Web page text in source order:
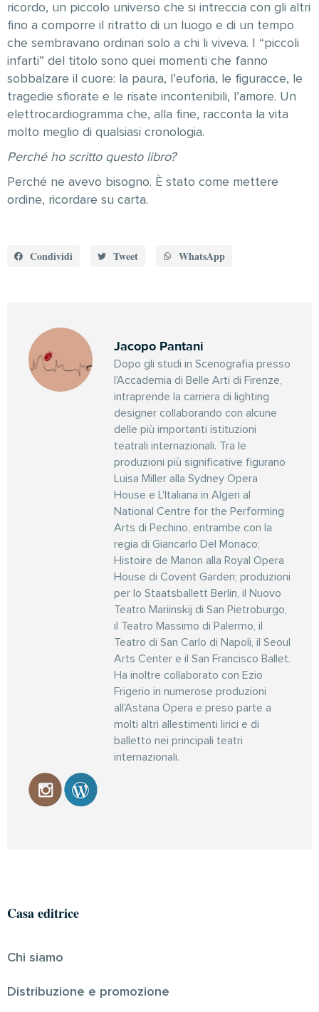
ricordo, un piccolo universo che si intreccia con gli altri
fino a comporre il ritratto di un luogo e di un tempo
che sembravano ordinari solo a chi li viveva. I “piccoli
infarti” del titolo sono quei momenti che fanno
sobbalzare il cuore: la paura, l’euforia, le figuracce, le
tragedie sfiorate e le risate incontenibili, l’amore. Un
elettrocardiogramma che, alla fine, racconta la vita
molto meglio di qualsiasi cronologia.
Perché ho scritto questo libro?
Perché ne avevo bisogno. È stato come mettere
ordine, ricordare su carta.
Condividi Tweet WhatsApp
Jacopo Pantani
Dopo gli studi in Scenografia presso
l'Accademia di Belle Arti di Firenze,
intraprende la carriera di lighting
designer collaborando con alcune
delle più importanti istituzioni
teatrali internazionali. Tra le
produzioni più significative figurano
Luisa Miller alla Sydney Opera
House e L'Italiana in Algeri al
National Centre for the Performing
Arts di Pechino, entrambe con la
regia di Giancarlo Del Monaco;
Histoire de Manon alla Royal Opera
House di Covent Garden; produzioni
per lo Staatsballett Berlin, il Nuovo
Teatro Mariinskij di San Pietroburgo,
il Teatro Massimo di Palermo, il
Teatro di San Carlo di Napoli, il Seoul
Arts Center e il San Francisco Ballet.
Ha inoltre collaborato con Ezio
Frigerio in numerose produzioni
all'Astana Opera e preso parte a
molti altri allestimenti lirici e di
balletto nei principali teatri
internazionali.
Casa editrice
Chi siamo
Distribuzione e promozione